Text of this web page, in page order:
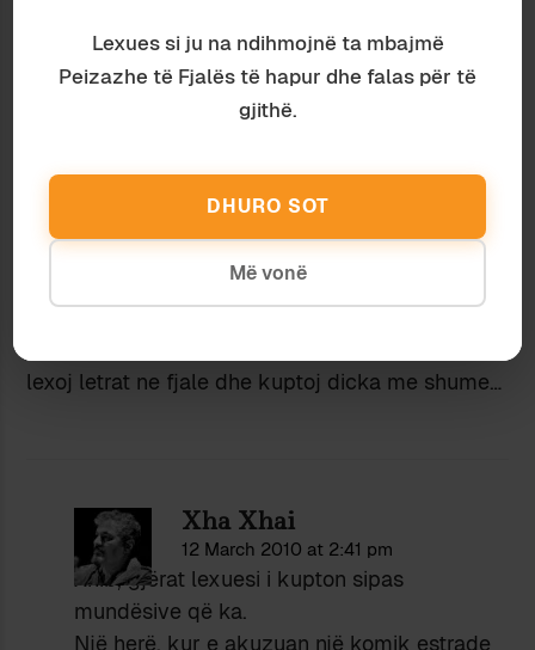
ambasade, apo marrje-dhenie midis dy shteteve,
dhe ne ca nivele, etj).
Kadareja vertet e ka pozicionuar veten ne
meriton pergezim per kete, shume! Jo se eshte
njeriu me i zgjuar ne bote a ne Shqiperi, po se ai
eshte i vetedijshem per faktorin ‘celebrity’ dhe e
perdor kete per keto kauza.
lexoj letrat ne fjale dhe kuptoj dicka me shume…
Xha Xhai
12 March 2010 at 2:41 pm
Xhib, gjërat lexuesi i kupton sipas
mundësive që ka.
Një herë, kur e akuzuan një komik estrade
Lexues si ju na ndihmojnë ta mbajmë
Peizazhe të Fjalës të hapur dhe falas për të
gjithë.
DHURO SOT
Më vonë